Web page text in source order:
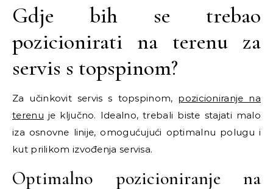
Gdje bih se trebao
pozicionirati na terenu za
servis s topspinom?
Za učinkovit servis s topspinom, pozicioniranje na
terenu je ključno. Idealno, trebali biste stajati malo
iza osnovne linije, omogućujući optimalnu polugu i
kut prilikom izvođenja servisa.
Optimalno pozicioniranje na